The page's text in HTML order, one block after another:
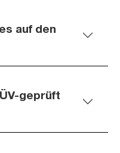
auf den
geprüft